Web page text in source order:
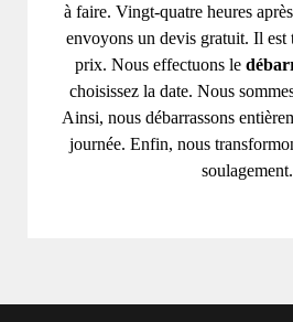
à faire. Vingt-quatre heures
envoyons un devis gratuit. Il est
prix. Nous effectuons le
choisissez la date. Nous
Ainsi, nous débarrassons
journée. Enfin, nous
soulagement.